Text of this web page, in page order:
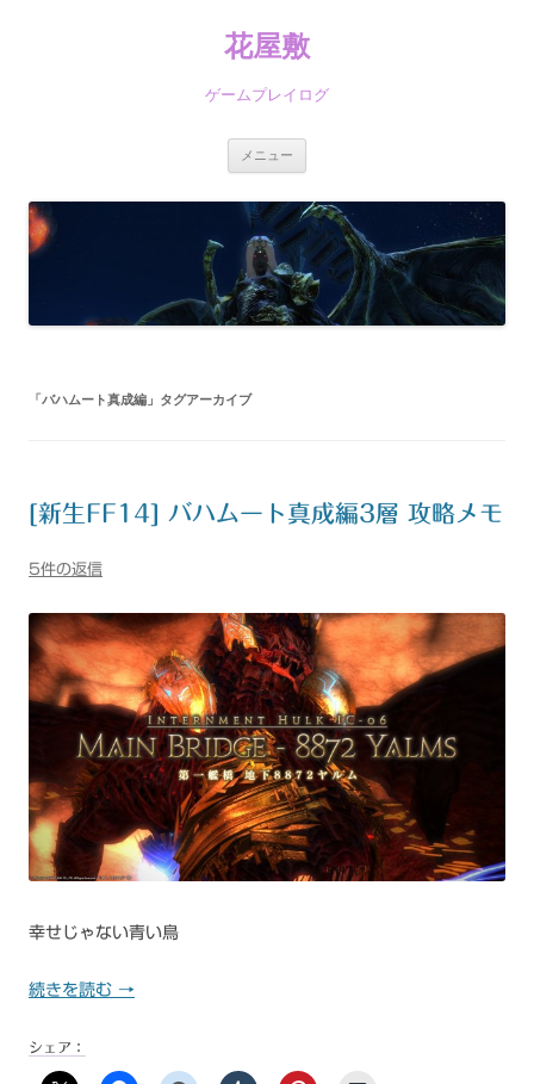
花屋敷
ゲームプレイログ
メニュー
「 バハムート真成編 」タグアーカイブ
[新生FF14] バハムート真成編3層 攻略メモ
5件の返信
幸せじゃない青い鳥
続きを読む →
シェア：